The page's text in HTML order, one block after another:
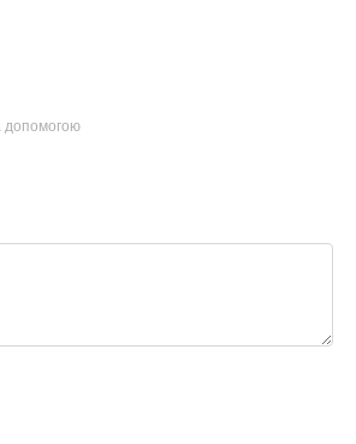
допомогою